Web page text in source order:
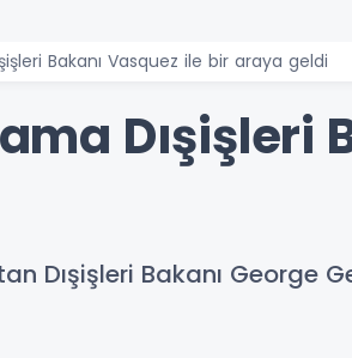
Bakanı Vasquez ile bir araya geldi
Dışişleri
Dışişleri Bakanı George